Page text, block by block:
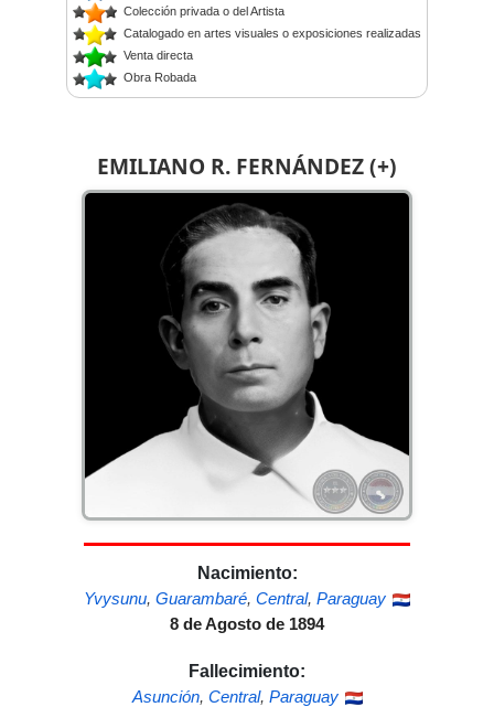
EMILIANO R. FERNÁNDEZ (+)
Nacimiento:
Yvysunu, Guarambaré, Central, Paraguay
8 de Agosto de 1894
Fallecimiento:
Asunción, Central, Paraguay
Colección privada o del Artista
Catalogado en artes visuales o exposiciones realizadas
Venta directa
Obra Robada